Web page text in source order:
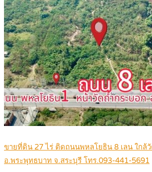
ขายที่ดิน 27 ไร่ ติดถนนพหลโยธิน 8 เลน ใกล้
อ.พระพุทธบาท จ.สระบุรี โทร.093-441-5691